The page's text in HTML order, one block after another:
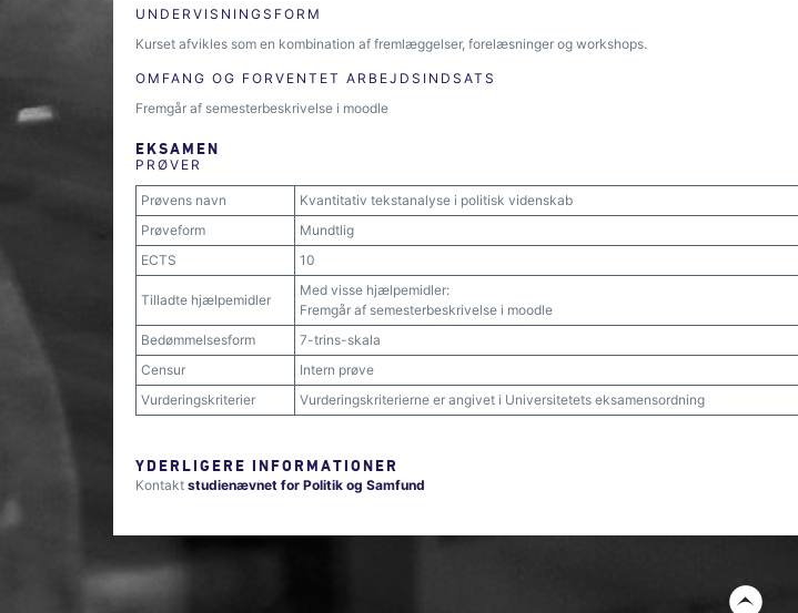
UNDERVISNINGSFORM
Kurset afvikles som en kombination af fremlæggelser, forelæsninger og workshops.
OMFANG OG FORVENTET ARBEJDSINDSATS
Fremgår af semesterbeskrivelse i moodle
EKSAMEN
PRØVER
Prøvens navn
Kvantitativ tekstanalyse i politisk videnskab
Prøveform
Mundtlig
ECTS
10
Tilladte hjælpemidler
Med visse hjælpemidler:
Fremgår af semesterbeskrivelse i moodle
Bedømmelsesform
7-trins-skala
Censur
Intern prøve
Vurderingskriterier
Vurderingskriterierne er angivet i Universitetets eksamensordning
YDERLIGERE INFORMATIONER
Kontakt studienævnet for Politik og Samfund
t